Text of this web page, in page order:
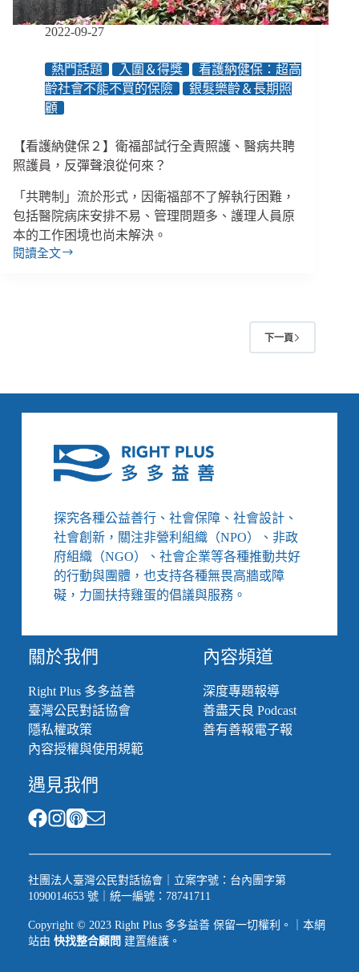
多
付
掙
脫
院
照
顧
重
負
2022-09-27
熱門話題 入圍＆得獎
看護納健保：超高
齡社會不能不買的保險
銀髮樂齡＆長期照
顧
【看護納健保２】衛福部試行全責照護、醫病共聘
照護員，反彈聲浪從何來？
「共聘制」流於形式，因衛福部不了解執行困難，
包括醫院病床安排不易、管理問題多、護理人員原
本的工作困境也尚未解決。
閱讀全文
【看
部
試
來？
下一頁
探究各種公益善行、社會保障、社會設計、
社會創新，關注非營利組織（NPO）、非政
府組織（NGO）、社會企業等各種推動共好
的行動與團體，也支持各種無畏高牆或障
礙，力圖扶持雞蛋的倡議與服務。
關於我們
Right Plus 多多益善
臺灣公民對話協會
隱私權政策
內容授權與使用規範
內容頻道
深度專題報導
善盡天良 Podcast
善有善報電子報
遇見我們
社團法人臺灣公民對話協會｜立案字號：台內團字第
1090014653 號｜統一編號：78741711
Copyright © 2023 Right Plus 多多益善 保留一切權利。｜本網
站由 快找整合顧問 建置維護。